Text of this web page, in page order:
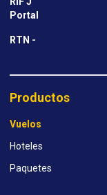
Portal
RTN -
Productos
Vuelos
Hoteles
Paquetes